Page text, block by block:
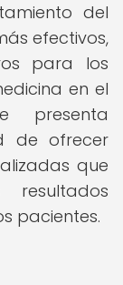
del
efectivos,
para los
en el
presenta
de ofrecer
que
resultados
pacientes.